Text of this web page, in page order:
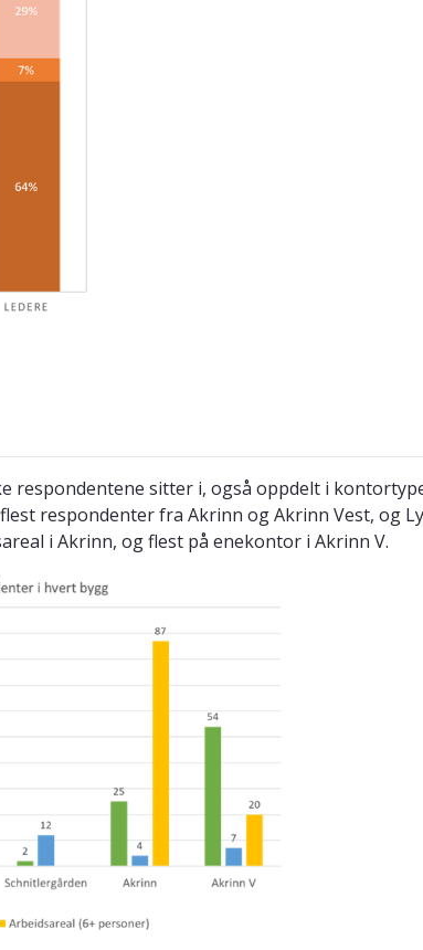
respondentene sitter i, også oppdelt i
respondenter fra Akrinn og Akrinn Vest, og
i Akrinn, og flest på enekontor i Akrinn V.